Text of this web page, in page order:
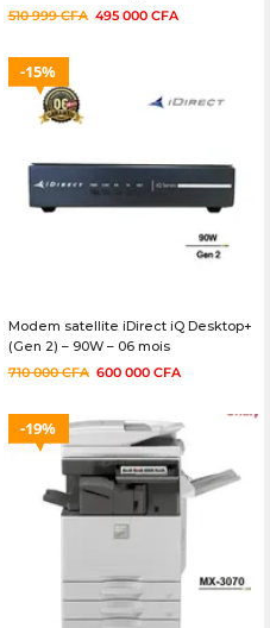
512/8GB – 06mois
510 999CFA 495 000 CFA
15%
Modem satellite iDirect iQ Desktop+
(Gen 2) – 90W – 06 mois
710 000CFA 600 000 CFA
19%